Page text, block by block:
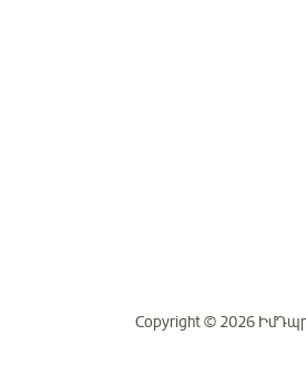
Copyright © 2026